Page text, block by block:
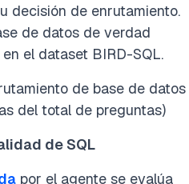
decisión de enrutamiento.
de datos de verdad
el dataset BIRD-SQL.
de base de datos
del total de preguntas)
de SQL
por el agente se evalúa